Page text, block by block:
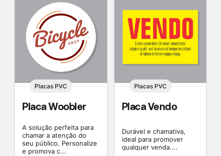
Placas PVC
Placa Woobler
A solução perfeita para
chamar a atenção do
seu público. Personalize
e promova c...
Placas PVC
Placa Vendo
Durável e chamativa,
ideal para promover
qualquer venda....